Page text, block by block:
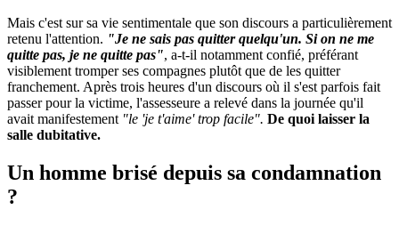
Mais c'est sur sa vie sentimentale que son discours a particulièrement
retenu l'attention. "Je ne sais pas quitter quelqu'un. Si on ne me
quitte pas, je ne quitte pas", a-t-il notamment confié, préférant
visiblement tromper ses compagnes plutôt que de les quitter
franchement. Après trois heures d'un discours où il s'est parfois fait
passer pour la victime, l'assesseure a relevé dans la journée qu'il
avait manifestement "le 'je t'aime' trop facile". De quoi laisser la
salle dubitative.
Un homme brisé depuis sa condamnation
?